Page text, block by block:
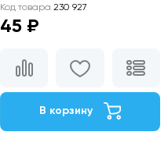
Код товара 230 927
45 ₽
В корзину